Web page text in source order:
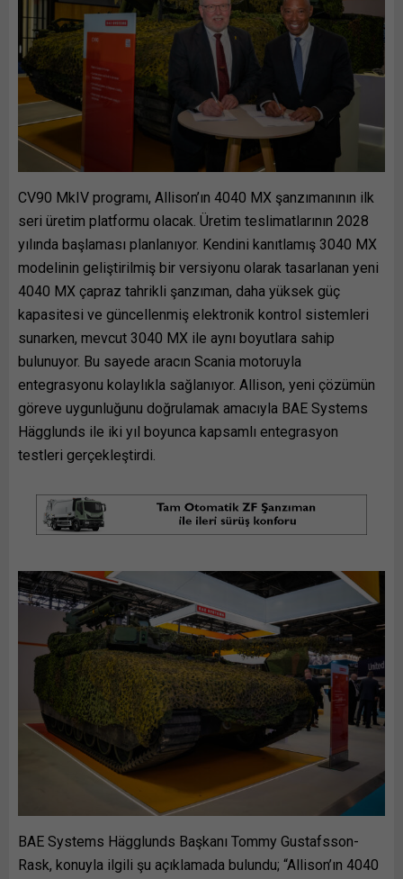
CV90 MkIV programı, Allison’ın 4040 MX şanzımanının ilk
seri üretim platformu olacak. Üretim teslimatlarının 2028
yılında başlaması planlanıyor. Kendini kanıtlamış 3040 MX
modelinin geliştirilmiş bir versiyonu olarak tasarlanan yeni
4040 MX çapraz tahrikli şanzıman, daha yüksek güç
kapasitesi ve güncellenmiş elektronik kontrol sistemleri
sunarken, mevcut 3040 MX ile aynı boyutlara sahip
bulunuyor. Bu sayede aracın Scania motoruyla
entegrasyonu kolaylıkla sağlanıyor. Allison, yeni çözümün
göreve uygunluğunu doğrulamak amacıyla BAE Systems
Hägglunds ile iki yıl boyunca kapsamlı entegrasyon
testleri gerçekleştirdi.
BAE Systems Hägglunds Başkanı Tommy Gustafsson-
Rask, konuyla ilgili şu açıklamada bulundu; “Allison’ın 4040